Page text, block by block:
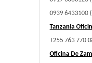
0939 6433100
Tanzania
+255 763 770
Oficina De